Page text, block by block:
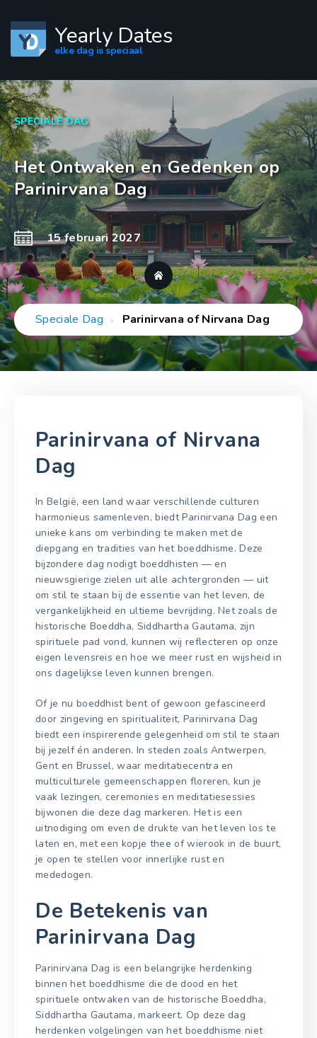
Yearly Dates
elke dag is speciaal
SPECIALE DAG
Het Ontwaken en Gedenken op
Parinirvana Dag
15 februari 2027
Speciale Dag Parinirvana of Nirvana Dag
Parinirvana of Nirvana
Dag
In België, een land waar verschillende culturen
harmonieus samenleven, biedt Parinirvana Dag een
unieke kans om verbinding te maken met de
diepgang en tradities van het boeddhisme. Deze
bijzondere dag nodigt boeddhisten — en
nieuwsgierige zielen uit alle achtergronden — uit
om stil te staan bij de essentie van het leven, de
vergankelijkheid en ultieme bevrijding. Net zoals de
historische Boeddha, Siddhartha Gautama, zijn
spirituele pad vond, kunnen wij reflecteren op onze
eigen levensreis en hoe we meer rust en wijsheid in
ons dagelijkse leven kunnen brengen.
Of je nu boeddhist bent of gewoon gefascineerd
door zingeving en spiritualiteit, Parinirvana Dag
biedt een inspirerende gelegenheid om stil te staan
bij jezelf én anderen. In steden zoals Antwerpen,
Gent en Brussel, waar meditatiecentra en
multiculturele gemeenschappen floreren, kun je
vaak lezingen, ceremonies en meditatiesessies
bijwonen die deze dag markeren. Het is een
uitnodiging om even de drukte van het leven los te
laten en, met een kopje thee of wierook in de buurt,
je open te stellen voor innerlijke rust en
mededogen.
De Betekenis van
Parinirvana Dag
Parinirvana Dag is een belangrijke herdenking
binnen het boeddhisme die de dood en het
spirituele ontwaken van de historische Boeddha,
Siddhartha Gautama, markeert. Op deze dag
herdenken volgelingen van het boeddhisme niet